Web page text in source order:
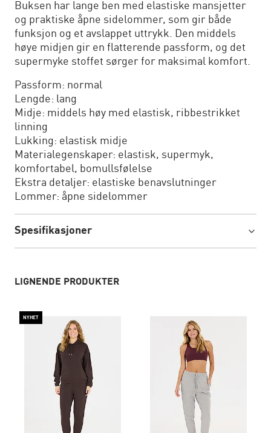
Buksen har lange ben med elastiske mansjetter
og praktiske åpne sidelommer, som gir både
funksjon og et avslappet uttrykk. Den middels
høye midjen gir en flatterende passform, og det
supermyke stoffet sørger for maksimal komfort.
Passform: normal
Lengde: lang
Midje: middels høy med elastisk, ribbestrikket
linning
Lukking: elastisk midje
Materialegenskaper: elastisk, supermyk,
komfortabel, bomullsfølelse
Ekstra detaljer: elastiske benavslutninger
Lommer: åpne sidelommer
Spesifikasjoner
LIGNENDE PRODUKTER
NYHET